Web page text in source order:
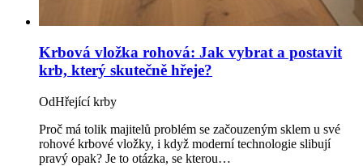
Krbová vložka rohová: Jak vybrat a postavit
krb, který skutečně hřeje?
OdHřející krby
Proč má tolik majitelů problém se začouzeným sklem u své
rohové krbové vložky, i když moderní technologie slibují
pravý opak? Je to otázka, se kterou…